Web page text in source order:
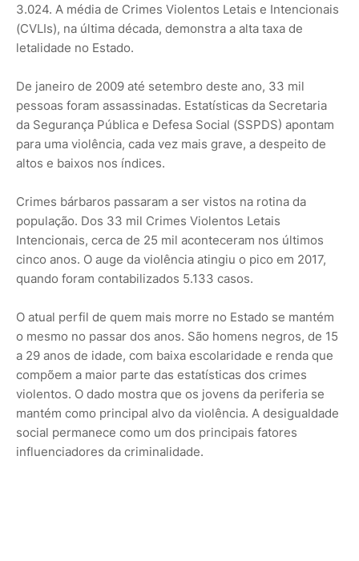
3.024. A média de Crimes Violentos Letais e Intencionais
(CVLIs), na última década, demonstra a alta taxa de
letalidade no Estado.
De janeiro de 2009 até setembro deste ano, 33 mil
pessoas foram assassinadas. Estatísticas da Secretaria
da Segurança Pública e Defesa Social (SSPDS) apontam
para uma violência, cada vez mais grave, a despeito de
altos e baixos nos índices.
Crimes bárbaros passaram a ser vistos na rotina da
população. Dos 33 mil Crimes Violentos Letais
Intencionais, cerca de 25 mil aconteceram nos últimos
cinco anos. O auge da violência atingiu o pico em 2017,
quando foram contabilizados 5.133 casos.
O atual perfil de quem mais morre no Estado se mantém
o mesmo no passar dos anos. São homens negros, de 15
a 29 anos de idade, com baixa escolaridade e renda que
compõem a maior parte das estatísticas dos crimes
violentos. O dado mostra que os jovens da periferia se
mantém como principal alvo da violência. A desigualdade
social permanece como um dos principais fatores
influenciadores da criminalidade.